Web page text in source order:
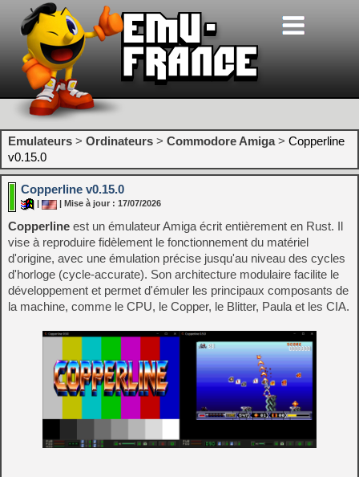
Emulateurs > Ordinateurs > Commodore Amiga> Copperline
v0.15.0
Copperline v0.15.0
| Mise à jour : 17/07/2026
Copperline est un émulateur Amiga écrit entièrement en Rust. Il
vise à reproduire fidèlement le fonctionnement du matériel
d'origine, avec une émulation précise jusqu'au niveau des cycles
d'horloge (cycle-accurate). Son architecture modulaire facilite le
développement et permet d'émuler les principaux composants de
la machine, comme le CPU, le Copper, le Blitter, Paula et les CIA.